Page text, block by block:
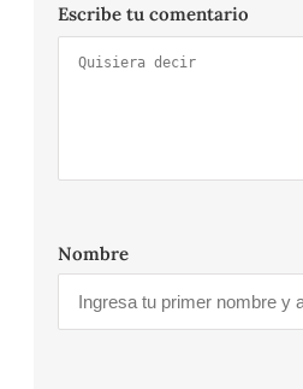
Escribe tu comentario
Nombre